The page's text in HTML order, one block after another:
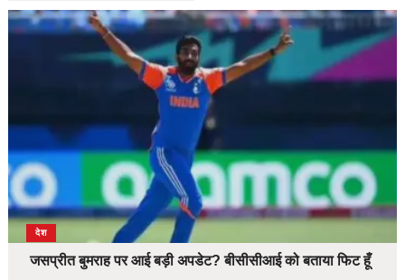
देश
जसप्रीत बुमराह पर आई बड़ी अपडेट? बीसीसीआई को बताया फिट हूँ